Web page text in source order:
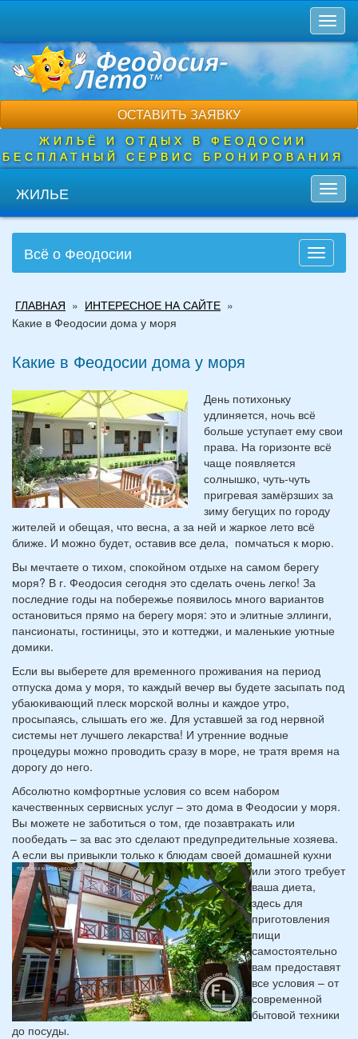
основному
содержанию
ОСТАВИТЬ ЗАЯВКУ
ЖИЛЬЁ И ОТДЫХ В ФЕОДОСИИ
БЕСПЛАТНЫЙ СЕРВИС БРОНИРОВАНИЯ
ЖИЛЬЕ
Toggle
Всё о Феодосии
здесь
ГЛАВНАЯ » ИНТЕРЕСНОЕ НА САЙТЕ »
Какие в Феодосии дома у моря
Какие в Феодосии дома у моря
День потихоньку
удлиняется, ночь всё
больше уступает ему свои
права. На горизонте всё
чаще появляется
солнышко, чуть-чуть
пригревая замёрзших за
зиму бегущих по городу
жителей и обещая, что весна, а за ней и жаркое лето всё
ближе. И можно будет, оставив все дела, помчаться к морю.
Вы мечтаете о тихом, спокойном отдыхе на самом берегу
моря? В г. Феодосия сегодня это сделать очень легко! За
последние годы на побережье появилось много вариантов
остановиться прямо на берегу моря: это и элитные эллинги,
пансионаты, гостиницы, это и коттеджи, и маленькие уютные
домики.
Если вы выберете для временного проживания на период
отпуска дома у моря, то каждый вечер вы будете засыпать под
убаюкивающий плеск морской волны и каждое утро,
просыпаясь, слышать его же. Для уставшей за год нервной
системы нет лучшего лекарства! И утренние водные
процедуры можно проводить сразу в море, не тратя время на
дорогу до него.
Абсолютно комфортные условия со всем набором
качественных сервисных услуг – это дома в Феодосии у моря.
Вы можете не заботиться о том, где позавтракать или
пообедать – за вас это сделают предупредительные хозяева.
А если вы привыкли только к блюдам своей домашней кухни
или этого требует
ваша диета,
здесь для
приготовления
пищи
самостоятельно
вам предоставят
все условия – от
современной
бытовой техники
до посуды.